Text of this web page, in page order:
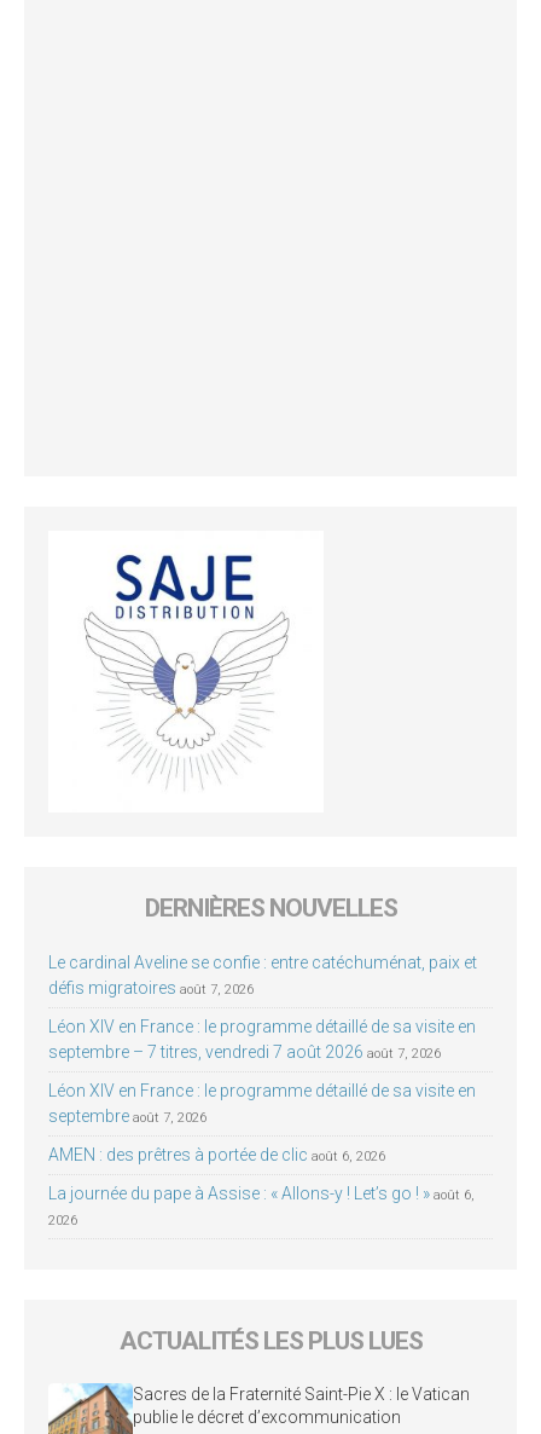
DERNIÈRES NOUVELLES
Le cardinal Aveline se confie : entre catéchuménat, paix et
défis migratoires août 7, 2026
Léon XIV en France : le programme détaillé de sa visite en
septembre – 7 titres, vendredi 7 août 2026 août 7, 2026
Léon XIV en France : le programme détaillé de sa visite en
septembre août 7, 2026
AMEN : des prêtres à portée de clic août 6, 2026
La journée du pape à Assise : « Allons-y ! Let’s go ! » août 6,
2026
ACTUALITÉS LES PLUS LUES
Sacres de la Fraternité Saint-Pie X : le Vatican
publie le décret d’excommunication